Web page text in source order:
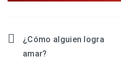
Navegación
¿Cómo alguien logra
amar?